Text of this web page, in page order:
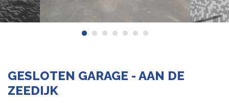
GESLOTEN GARAGE - AAN DE
ZEEDIJK